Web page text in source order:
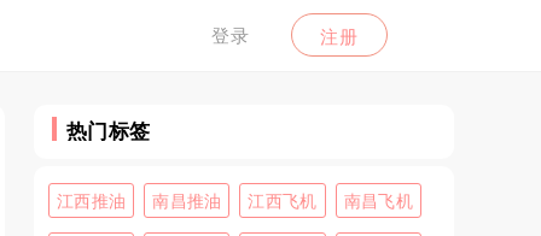
登录 注册
热门标签
江西推油 南昌推油 江西飞机 南昌飞机